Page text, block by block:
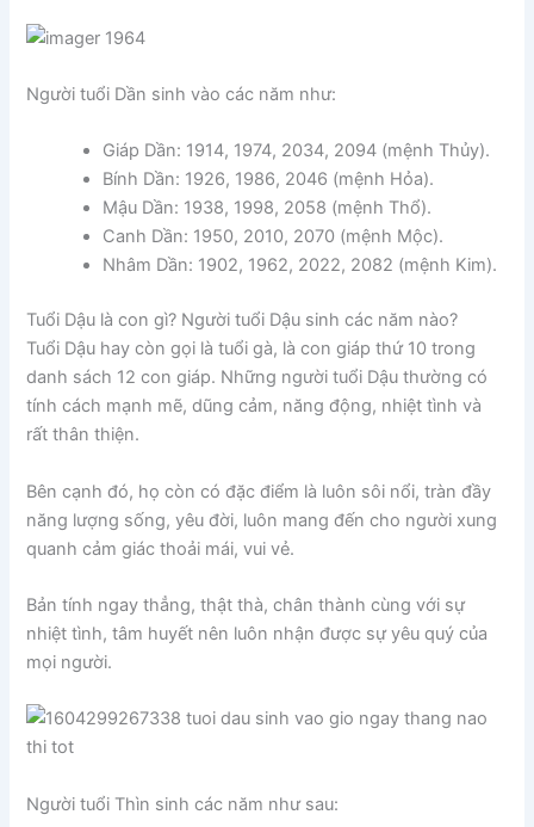
Người tuổi Dần sinh vào các năm như:
Giáp Dần: 1914, 1974, 2034, 2094 (mệnh Thủy).
Bính Dần: 1926, 1986, 2046 (mệnh Hỏa).
Mậu Dần: 1938, 1998, 2058 (mệnh Thổ).
Canh Dần: 1950, 2010, 2070 (mệnh Mộc).
Nhâm Dần: 1902, 1962, 2022, 2082 (mệnh Kim).
Tuổi Dậu là con gì? Người tuổi Dậu sinh các năm nào?
Tuổi Dậu hay còn gọi là tuổi gà, là con giáp thứ 10 trong
danh sách 12 con giáp. Những người tuổi Dậu thường có
tính cách mạnh mẽ, dũng cảm, năng động, nhiệt tình và
rất thân thiện.
Bên cạnh đó, họ còn có đặc điểm là luôn sôi nổi, tràn đầy
năng lượng sống, yêu đời, luôn mang đến cho người xung
quanh cảm giác thoải mái, vui vẻ.
Bản tính ngay thẳng, thật thà, chân thành cùng với sự
nhiệt tình, tâm huyết nên luôn nhận được sự yêu quý của
mọi người.
Người tuổi Thìn sinh các năm như sau: